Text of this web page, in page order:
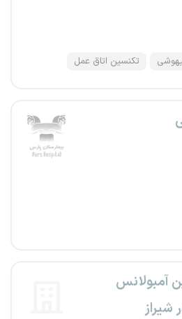
تکنسین اتاق عمل
آمبولانس